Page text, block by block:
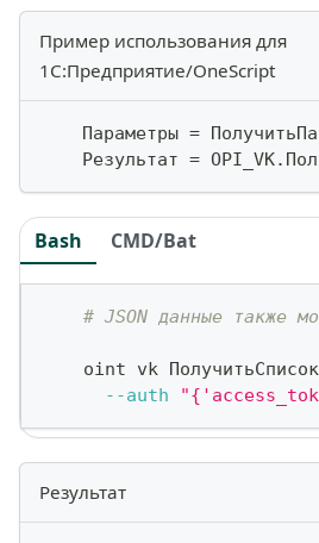
Пример использования для
1С:Предприятие/OneScript
    Параметры
=
    Результат
= OPI_VK.
Bash CMD/Bat
# JSON данные также
oint vk
--auth
Результат